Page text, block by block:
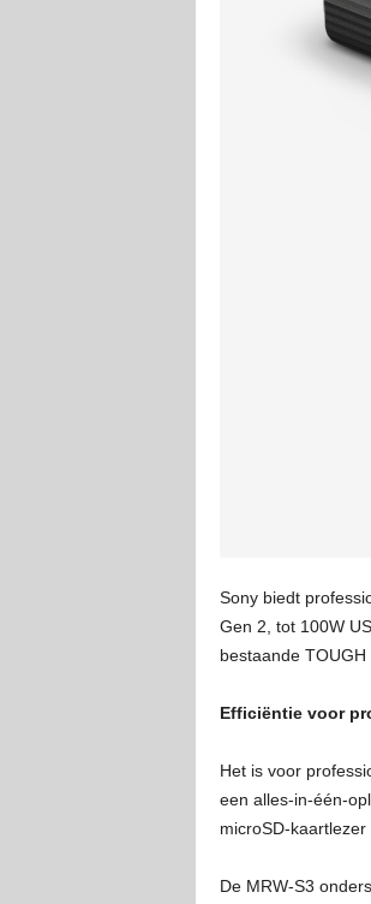
Sony biedt
Gen 2, tot 100W
bestaande
Efficiëntie voor
Het is voor
een alles-in-één-
microSD-kaartlezer
De MRW-S3